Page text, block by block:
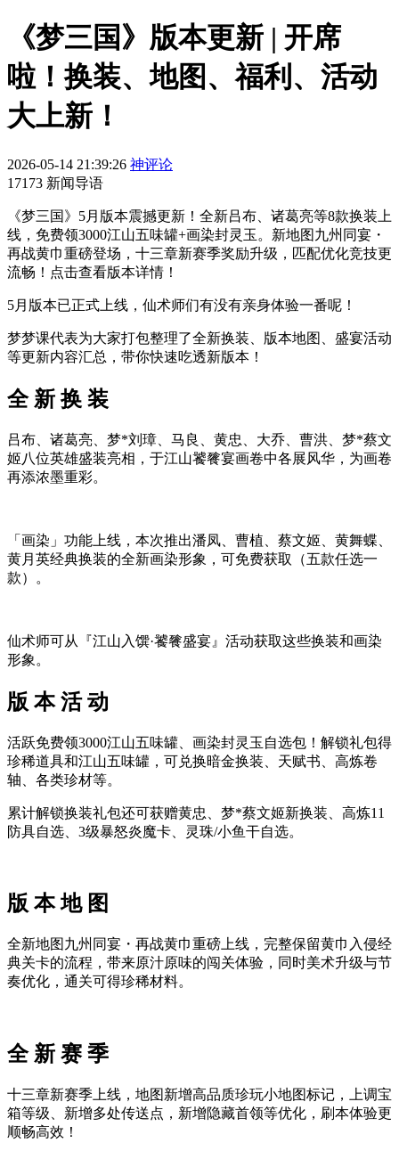
《梦三国》版本更新 | 开席
啦！换装、地图、福利、活动
大上新！
2026-05-14 21:39:26 神评论
17173 新闻导语
《梦三国》5月版本震撼更新！全新吕布、诸葛亮等8款换装上
线，免费领3000江山五味罐+画染封灵玉。新地图九州同宴・
再战黄巾重磅登场，十三章新赛季奖励升级，匹配优化竞技更
流畅！点击查看版本详情！
5月版本已正式上线，仙术师们有没有亲身体验一番呢！
梦梦课代表为大家打包整理了全新换装、版本地图、盛宴活动
等更新内容汇总，带你快速吃透新版本！
全 新 换 装
吕布、诸葛亮、梦*刘璋、马良、黄忠、大乔、曹洪、梦*蔡文
姬八位英雄盛装亮相，于江山饕餮宴画卷中各展风华，为画卷
再添浓墨重彩。
「画染」功能上线，本次推出潘凤、曹植、蔡文姬、黄舞蝶、
黄月英经典换装的全新画染形象，可免费获取（五款任选一
款）。
仙术师可从『江山入馔·饕餮盛宴』活动获取这些换装和画染
形象。
版 本 活 动
活跃免费领3000江山五味罐、画染封灵玉自选包！解锁礼包得
珍稀道具和江山五味罐，可兑换暗金换装、天赋书、高炼卷
轴、各类珍材等。
累计解锁换装礼包还可获赠黄忠、梦*蔡文姬新换装、高炼11
防具自选、3级暴怒炎魔卡、灵珠/小鱼干自选。
版 本 地 图
全新地图九州同宴・再战黄巾重磅上线，完整保留黄巾入侵经
典关卡的流程，带来原汁原味的闯关体验，同时美术升级与节
奏优化，通关可得珍稀材料。
全 新 赛 季
十三章新赛季上线，地图新增高品质珍玩小地图标记，上调宝
箱等级、新增多处传送点，新增隐藏首领等优化，刷本体验更
顺畅高效！